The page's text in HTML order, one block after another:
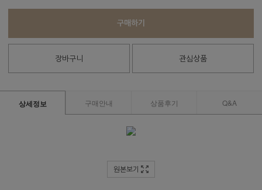
구매하기
장바구니 관심상품
상세정보 구매안내 상품후기 Q&A
원본보기